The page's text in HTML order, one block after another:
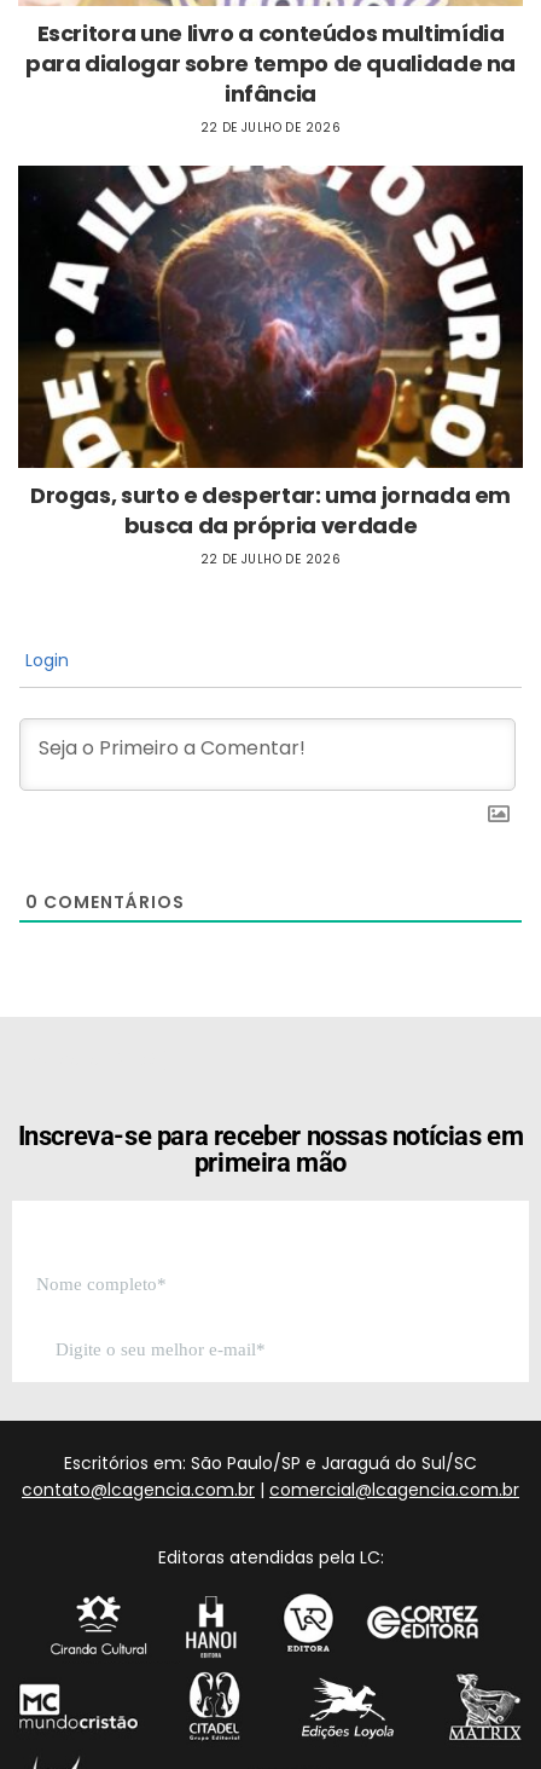
Escritora une livro a conteúdos multimídia
para dialogar sobre tempo de qualidade na
infância
22 DE JULHO DE 2026
Drogas, surto e despertar: uma jornada em
busca da própria verdade
22 DE JULHO DE 2026
Login
0 COMENTÁRIOS
Inscreva-se para receber nossas notícias em
primeira mão
Escritórios em: São Paulo/SP e Jaraguá do Sul/SC
contato@lcagencia.com.br | comercial@lcagencia.com.br
Editoras atendidas pela LC: